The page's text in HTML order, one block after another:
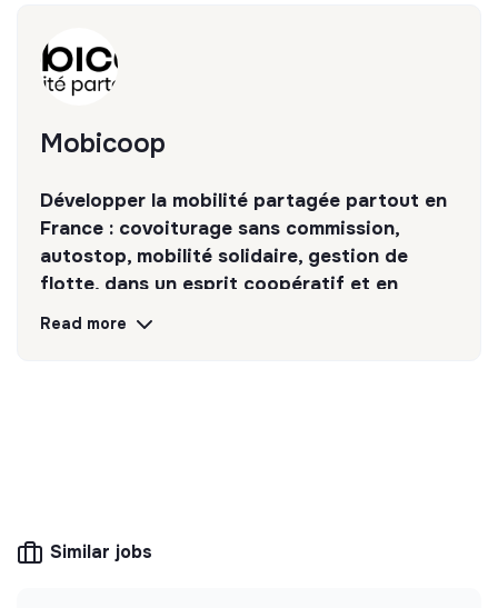
Mobicoop
Développer la mobilité partagée partout en
France : covoiturage sans commission,
autostop, mobilité solidaire, gestion de
flotte, dans un esprit coopératif et en
logiciel libre !
making potential is limited. It may be an
Read more
Similar jobs